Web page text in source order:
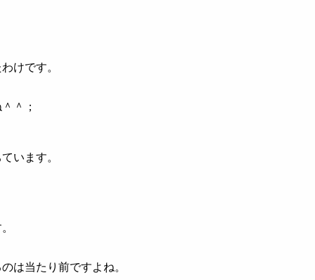
けです。
＾；
います。
は当たり前ですよね。